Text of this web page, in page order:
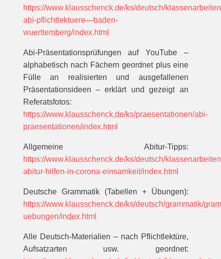
https://www.klausschenck.de/ks/deutsch/
abi-pflichtlektuere—baden-
wuerttemberg/index.html
Abi-Präsentationsprüfungen auf YouTube –
alphabetisch nach Fächern geordnet plus eine
Fülle an realisierten und ausgefallenen
Präsentationsideen – erklärt und gezeigt an
Referatsfotos:
https://www.klausschenck.de/ks/praesentationen/abi-
praesentationen/index.html
Allgemeine Abitur-Tipps:
https://www.klausschenck.de/ks/deutsch/
abitur-hilfen-in-corona-einsamkeit/index.html
Deutsche Grammatik (Tabellen + Übungen):
https://www.klausschenck.de/ks/deutsch/grammatik/
uebungen/index.html
Alle Deutsch-Materialien – nach Pflichtlektüre,
Aufsatzarten usw. geordnet: